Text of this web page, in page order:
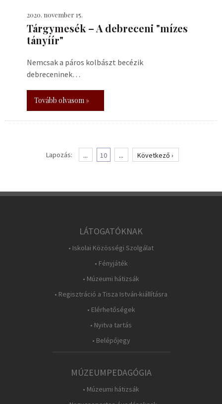
2020. november 15.
Tárgymesék – A debreceni "mízes
tányíír"
Nemcsak a páros kolbászt becézik
debreceninek…
Tovább olvasom »
Lapozás: ... 10 ... Következő ›
LÁTOGATÓKNAK
• Iskolai Közösségi Szolgálat
• Fényjáték
• Múzeumi hátizsák
• Regisztráció a Tisza István-kiállításra
• Elérhetőségek
• Nyitva tartás
• Belépőjegy
MÚZEUMPEDAGÓGIA
• Múzeumi hátizsák